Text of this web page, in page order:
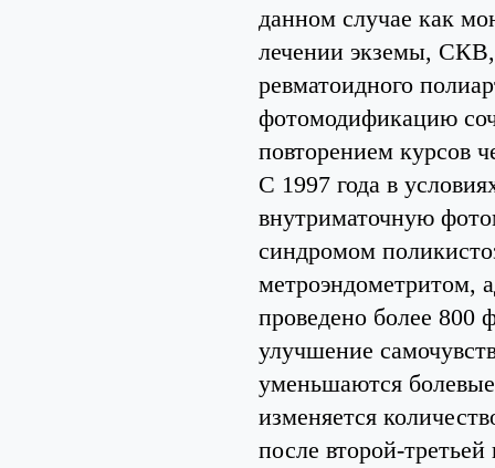
данном случае как
лечении экземы, СКВ,
ревматоидного
фотомодификацию
повторением курсов
С 1997 года в
внутриматочную
синдромом
метроэндометритом,
проведено более 800
улучшение
уменьшаются
изменяется
после второй-